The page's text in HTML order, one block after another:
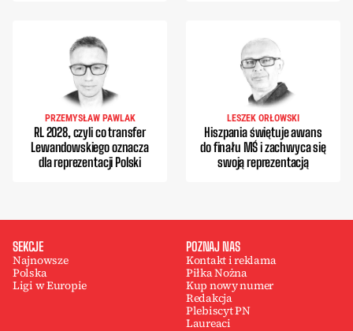
PRZEMYSŁAW PAWLAK
RL 2028, czyli co transfer
Lewandowskiego oznacza
dla reprezentacji Polski
LESZEK ORŁOWSKI
Hiszpania świętuje awans
do finału MŚ i zachwyca się
swoją reprezentacją
SEKCJE
Najnowsze
Polska
Ligi w Europie
POZNAJ NAS
Kontakt i reklama
Piłka Nożna
Kup nowy numer
Redakcja
Plebiscyt PN
Laureaci